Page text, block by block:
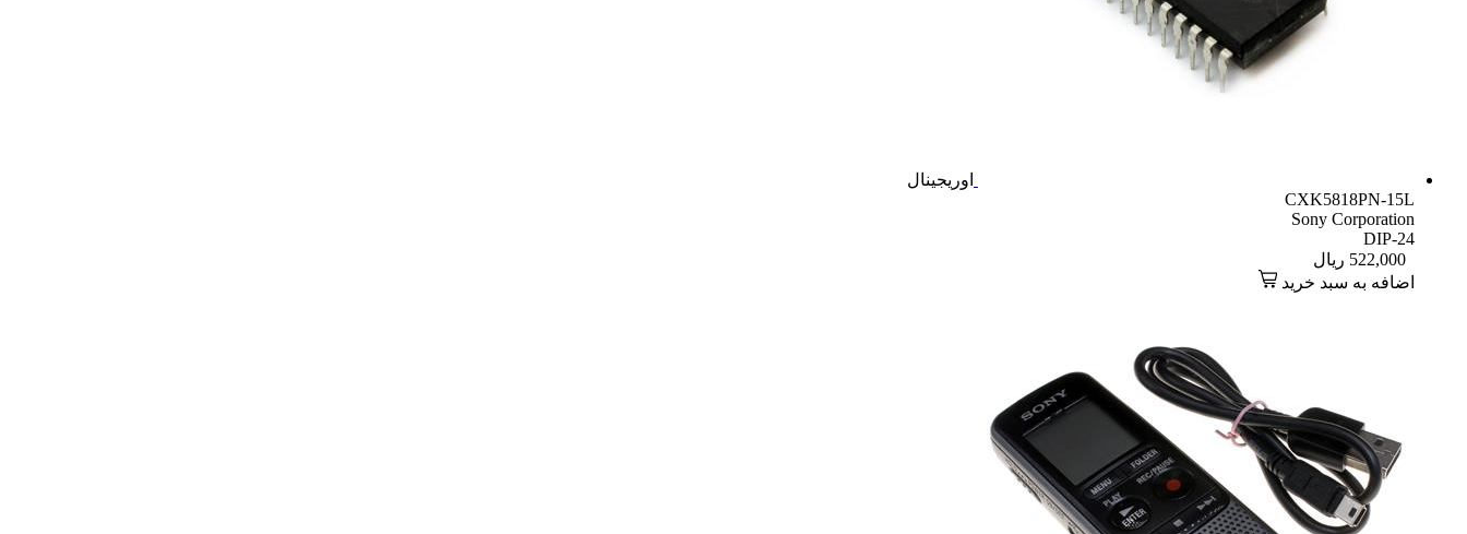
اوریجینال
CXK5818PN-15L
Sony Corporation
DIP-24
522,000 ریال
اضافه به سبد خرید